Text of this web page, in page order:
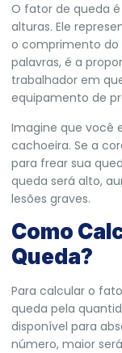
O fator de queda
alturas. Ele
o comprimento do
palavras, é a
trabalhador em
equipamento de
Imagine que você
cachoeira. Se a
para frear sua
queda será alto,
lesões graves.
Como
Queda?
Para calcular o
queda pela
disponível para
número, maior